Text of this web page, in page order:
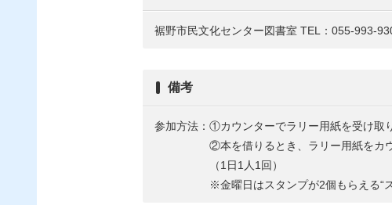
裾野市民文化センター図書室 TEL：055-993-
備考
参加方法：①カウンターでラリー用紙を受け取
②本を借りるとき、ラリー用紙をカウン
（1日1人1回）
※金曜日はスタンプが2個もらえる“スタ